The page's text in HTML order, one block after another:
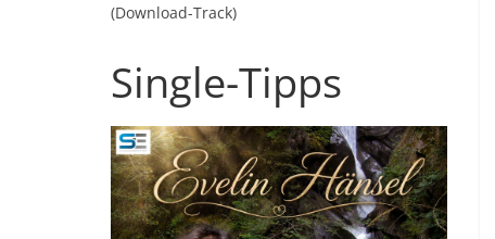
(Download-Track)
Single-Tipps